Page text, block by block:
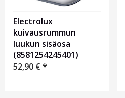
Electrolux
kuivausrummun
luukun sisäosa
(8581254245401)
52,90 €*